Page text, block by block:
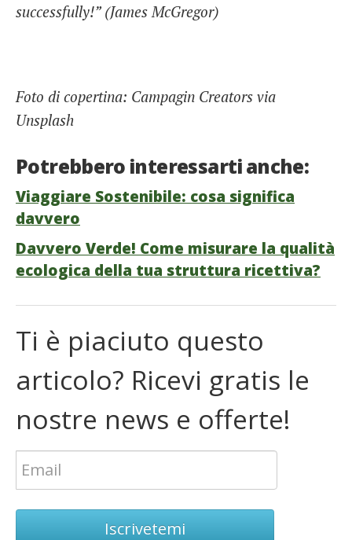
successfully!”(James McGregor)
Foto di copertina: Campagin Creators via
Unsplash
Potrebbero interessarti anche:
Viaggiare Sostenibile: cosa significa
davvero
Davvero Verde! Come misurare la qualità
ecologica della tua struttura ricettiva?
Ti è piaciuto questo
articolo? Ricevi gratis le
nostre news e offerte!
Iscrivetemi